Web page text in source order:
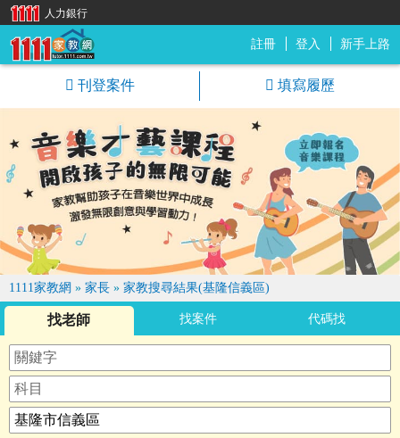
註冊 登入 新手上路
刊登案件 填寫履歷
1111家教網 » 家長 » 家教搜尋結果(基隆信義區)
找老師 找案件 代碼找
人力銀行